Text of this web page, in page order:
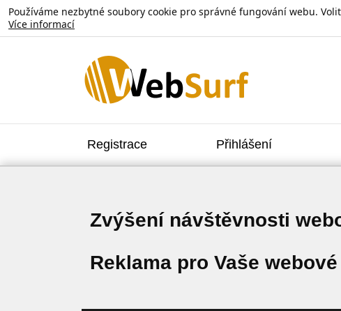
Používáme nezbytné soubory cookie pro správné fungování webu.
Více informací
Registrace Přihlášení
Zvýšení návštěvnosti
Reklama pro Vaše